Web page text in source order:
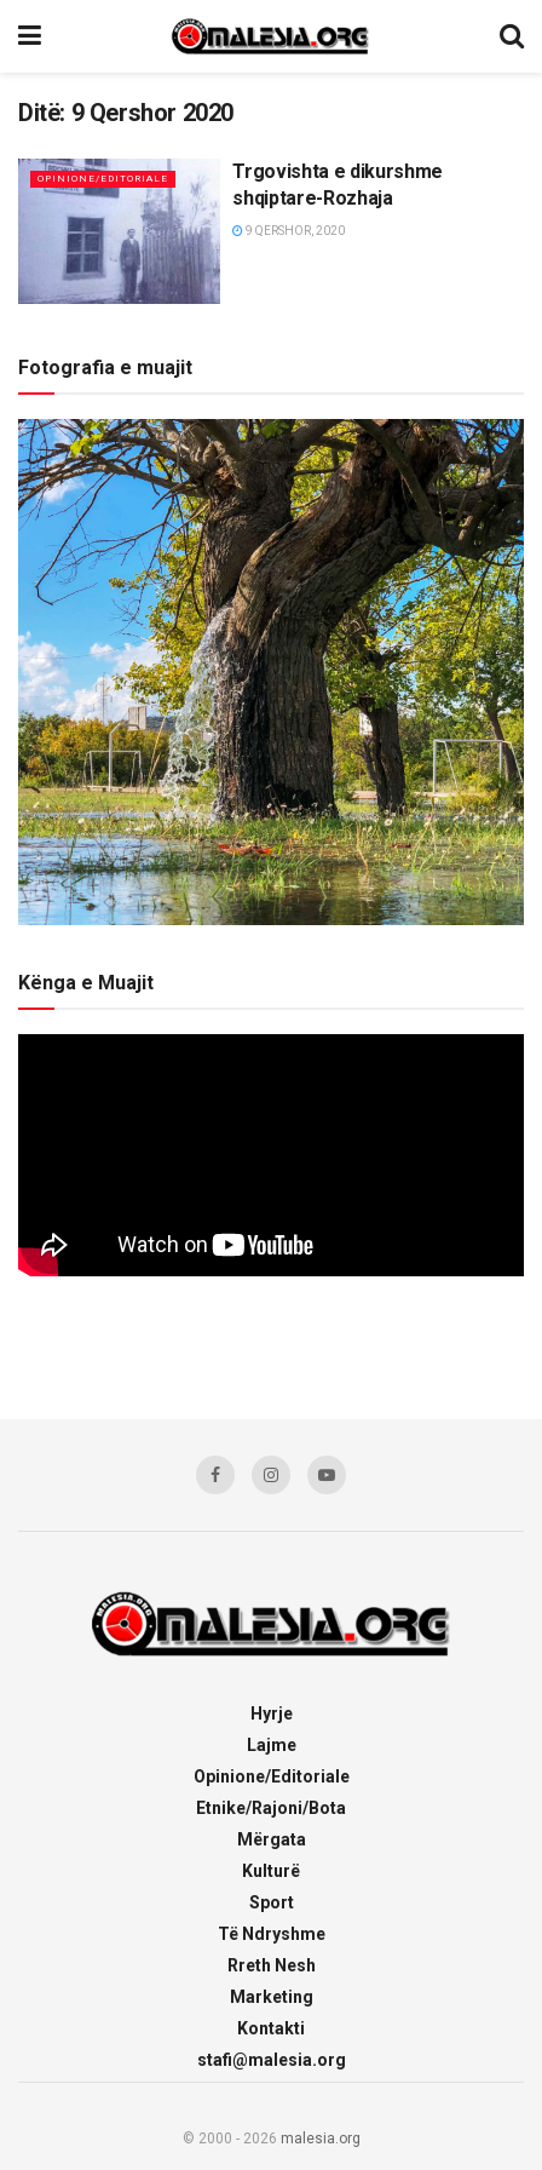
Ditë: 9 Qershor 2020
OPINIONE/EDITORIALE
Trgovishta e dikurshme
shqiptare-Rozhaja
9 QERSHOR, 2020
Fotografia e muajit
Kënga e Muajit
Hyrje
Lajme
Opinione/Editoriale
Etnike/Rajoni/Bota
Mërgata
Kulturë
Sport
Të Ndryshme
Rreth Nesh
Marketing
Kontakti
stafi@malesia.org
© 2000 - 2026 malesia.org